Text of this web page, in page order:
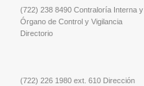
(722) 238 8490 Contraloría Interna y
Órgano de Control y Vigilancia
Directorio
(722) 226 1980 ext. 610 Dirección